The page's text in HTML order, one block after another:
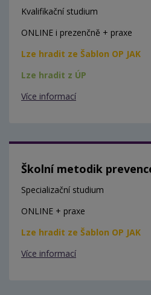
Kvalifikační studium
ONLINE i prezenčně + praxe
Lze hradit ze Šablon OP JAK
Lze hradit z ÚP
Více informací
Školní metodik
Specializační studium
ONLINE + praxe
Lze hradit ze Šablon OP JAK
Více informací